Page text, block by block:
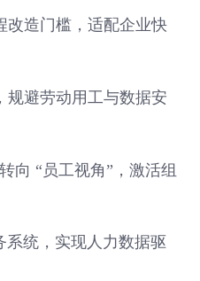
改造门槛，适配企业快
规避劳动用工与数据安
向 “员工视角”，激活组
系统，实现人力数据驱